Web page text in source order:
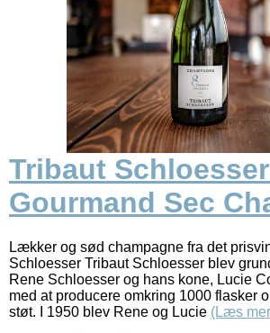
Tribaut
Gourmand Sec
Lækker og sød champagne fra det
Schloesser Tribaut Schloesser blev
Rene Schloesser og hans kone, Lucie
med at producere omkring 1000 flasker
støt. I 1950 blev Rene og Lucie (Læs